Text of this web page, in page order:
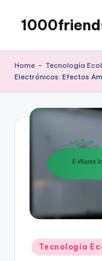
content
Home - Tecnología
Electrónicos: Efectos
Posted
in
Tecnología